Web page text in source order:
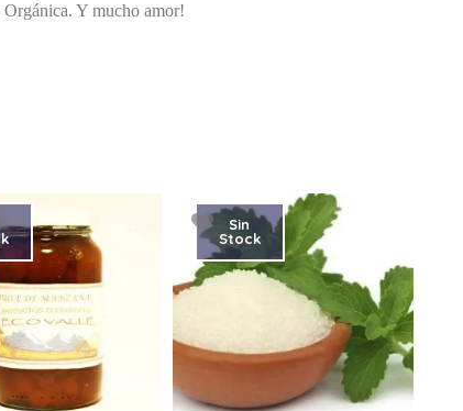
Orgánica. Y mucho amor!
Sin
Stock